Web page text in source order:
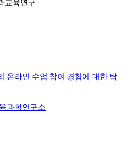
교육연구
온라인 수업 참여 경험에 대한 탐
과학연구소